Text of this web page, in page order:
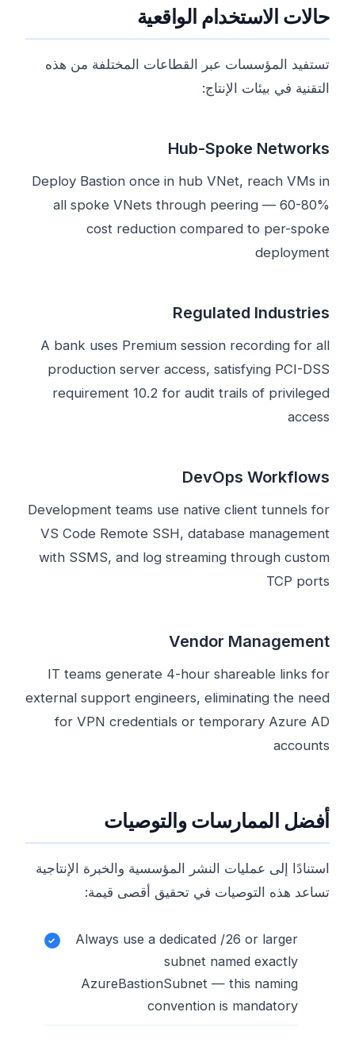
حالات الاستخدام الواقعية
تستفيد المؤسسات عبر القطاعات المختلفة من هذه
التقنية في بيئات الإنتاج:
Hub-Spoke Networks
Deploy Bastion once in hub VNet, reach VMs in
all spoke VNets through peering — 60-80%
cost reduction compared to per-spoke
deployment
Regulated Industries
A bank uses Premium session recording for all
production server access, satisfying PCI-DSS
requirement 10.2 for audit trails of privileged
access
DevOps Workflows
Development teams use native client tunnels for
VS Code Remote SSH, database management
with SSMS, and log streaming through custom
TCP ports
Vendor Management
IT teams generate 4-hour shareable links for
external support engineers, eliminating the need
for VPN credentials or temporary Azure AD
accounts
أفضل الممارسات والتوصيات
استنادًا إلى عمليات النشر المؤسسية والخبرة الإنتاجية
تساعد هذه التوصيات في تحقيق أقصى قيمة:
Always use a dedicated /26 or larger
subnet named exactly
AzureBastionSubnet — this naming
convention is mandatory